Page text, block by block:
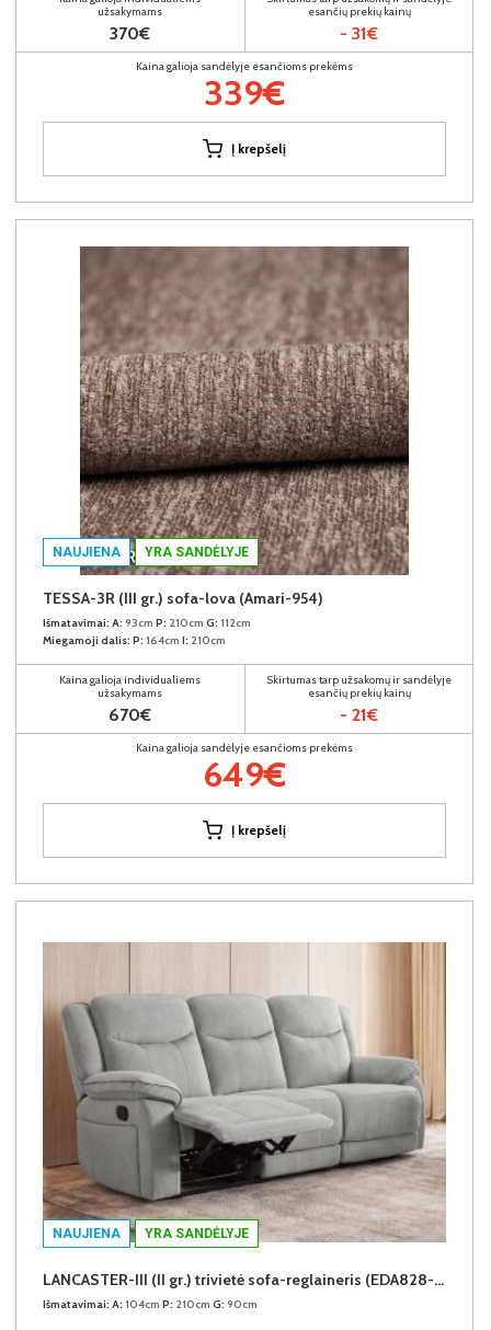
užsakymams
370€
esančių prekių kainų
- 31€
Kaina galioja sandėlyje esančioms prekėms
339€
Į krepšelį
NAUJIENA YRA SANDĖLYJE
TESSA-3R (III gr.) sofa-lova (Amari-954)
Išmatavimai: A: 93cm P: 210cm G: 112cm
Miegamoji dalis: P: 164cm I: 210cm
Kaina galioja individualiems
užsakymams
670€
Skirtumas tarp užsakomų ir sandėlyje
esančių prekių kainų
- 21€
Kaina galioja sandėlyje esančioms prekėms
649€
Į krepšelį
NAUJIENA YRA SANDĖLYJE
LANCASTER-III (II gr.) trivietė sofa-reglaineris (EDA828-10 Pilkas)
Išmatavimai: A: 104cm P: 210cm G: 90cm